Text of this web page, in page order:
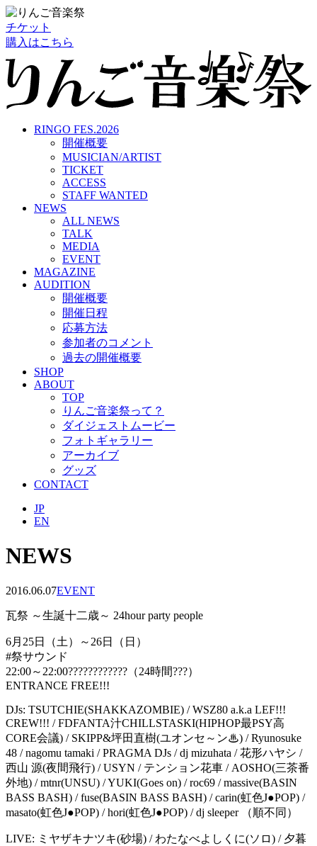
チケット
購入はこちら
RINGO FES.2026
開催概要
MUSICIAN/ARTIST
TICKET
ACCESS
STAFF WANTED
NEWS
ALL NEWS
TALK
MEDIA
EVENT
MAGAZINE
AUDITION
開催概要
開催日程
応募方法
参加者のコメント
過去の開催概要
SHOP
ABOUT
TOP
りんご音楽祭って？
ダイジェストムービー
フォトギャラリー
アーカイブ
グッズ
CONTACT
JP
EN
NEWS
2016.06.07EVENT
瓦祭 ～生誕十二歳～ 24hour party people
6月25日（土）～26日（日）
#祭サウンド
22:00～22:00????????????（24時間???）
ENTRANCE FREE!!!
DJs: TSUTCHIE(SHAKKAZOMBIE) / WSZ80 a.k.a LEF!!!
CREW!!! / FDFANTA汁CHILLSTASKI(HIPHOP最PSY高
CORE会議) / SKIPP&坪田直樹(ユオンセ～ン♨) / Ryunosuke
48 / nagomu tamaki / PRAGMA DJs / dj mizuhata / 花形ハヤシ /
西山 源(夜間飛行) / USYN / テンション花車 / AOSHO(三茶番
外地) / mtnr(UNSU) / YUKI(Goes on) / roc69 / massive(BASIN
BASS BASH) / fuse(BASIN BASS BASH) / carin(虹色J●POP) /
masato(虹色J●POP) / hori(虹色J●POP) / dj sleeper （順不同）
LIVE: ミヤザキナツキ(砂場) / わたなべよしくに(ソロ) / 夕暮